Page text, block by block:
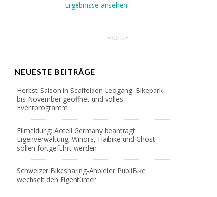
Ergebnisse ansehen
NEUESTE BEITRÄGE
Herbst-Saison in Saalfelden Leogang: Bikepark
bis November geöffnet und volles
Eventprogramm
Eilmeldung: Accell Germany beantragt
Eigenverwaltung; Winora, Haibike und Ghost
sollen fortgeführt werden
Schweizer Bikesharing-Anbieter PubliBike
wechselt den Eigentümer